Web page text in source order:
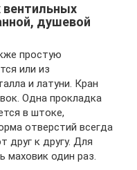
вентильных
душевой
простую
или из
и латуни. Кран
Одна прокладка
в штоке,
отверстий всегда
друг к другу. Для
маховик один раз.